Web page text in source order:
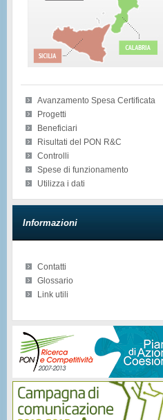
Avanzamento Spesa Certificata
Progetti
Beneficiari
Risultati del PON R&C
Controlli
Spese di funzionamento
Utilizza i dati
Informazioni
Contatti
Glossario
Link utili